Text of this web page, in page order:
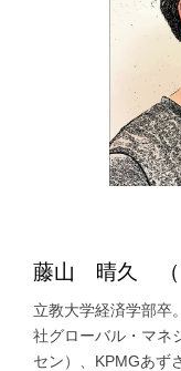
藤山 晴久 （
立教大学経済学部卒
社グローバル・マネ
セン）、KPMGあず